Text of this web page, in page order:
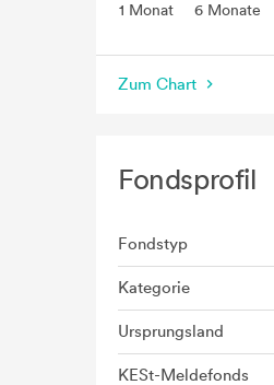
1 Monat 6 Monate
Zum Chart
Fondsprofil
Fondstyp
Kategorie
Ursprungsland
KESt-Meldefonds